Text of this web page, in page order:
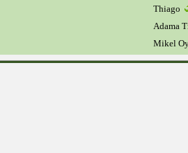
Thiago
Adama
Mikel